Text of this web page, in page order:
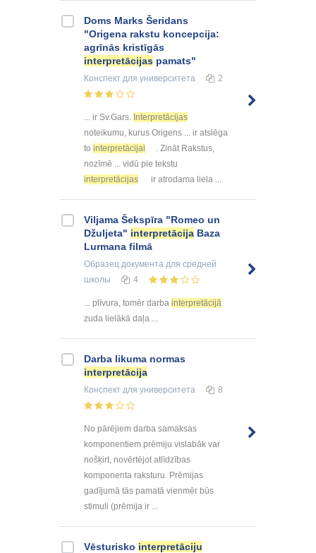
Doms Marks Šeridans
"Origena rakstu koncepcija:
agrīnās kristīgās
interpretācijas pamats"
Конспект для университета 2
... ir Sv.Gars. Interpretācijas
noteikumu, kurus Origens ... ir atslēga
to interpretācijai
. Zināt Rakstus,
nozīmē ... vidū pie tekstu
interpretācijas
ir atrodama liela ...
Viljama Šekspīra "Romeo un
Džuljeta" interpretācija Baza
Lurmana filmā
Образец документа для средней
школы
4
... plīvura, tomēr darba interpretācijā
zuda lielākā daļa ...
Darba likuma normas
interpretācija
Конспект для университета 8
No pārējiem darba samaksas
komponentiem prēmiju vislabāk var
nošķirt, novērtējot atlīdzības
komponenta raksturu. Prēmijas
gadījumā tās pamatā vienmēr būs
stimuli (prēmija ir ...
Vēsturisko interpretāciju